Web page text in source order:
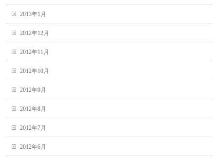
2013年1月
2012年12月
2012年11月
2012年10月
2012年9月
2012年8月
2012年7月
2012年6月